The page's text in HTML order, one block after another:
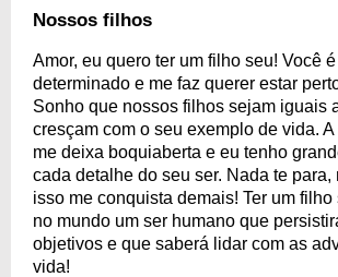
Nossos filhos
Amor, eu quero ter um filho seu! Você é
determinado e me faz querer estar
Sonho que nossos filhos sejam iguais
cresçam com o seu exemplo de vida.
me deixa boquiaberta e eu tenho
cada detalhe do seu ser. Nada te para,
isso me conquista demais! Ter um
no mundo um ser humano que
objetivos e que saberá lidar com as
vida!